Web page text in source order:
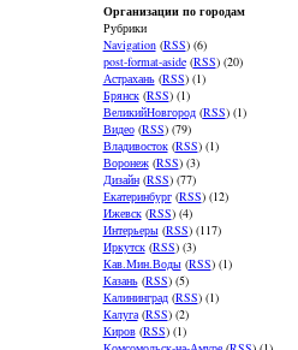
Организации по городам
Рубрики
Navigation(RSS) (6)
post-format-aside(RSS) (20)
Астрахань(RSS) (1)
Брянск(RSS) (1)
ВеликийНовгород(RSS) (1)
Видео(RSS) (79)
Владивосток(RSS) (1)
Воронеж(RSS) (3)
Дизайн(RSS) (77)
Екатеринбург(RSS) (12)
Ижевск(RSS) (4)
Интерьеры(RSS) (117)
Иркутск(RSS) (3)
Кав.Мин.Воды(RSS) (1)
Казань(RSS) (5)
Калининград(RSS) (1)
Калуга(RSS) (2)
Киров(RSS) (1)